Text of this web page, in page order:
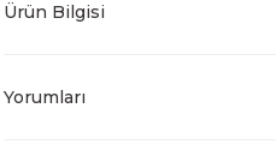
Ürün Bilgisi
Yorumları